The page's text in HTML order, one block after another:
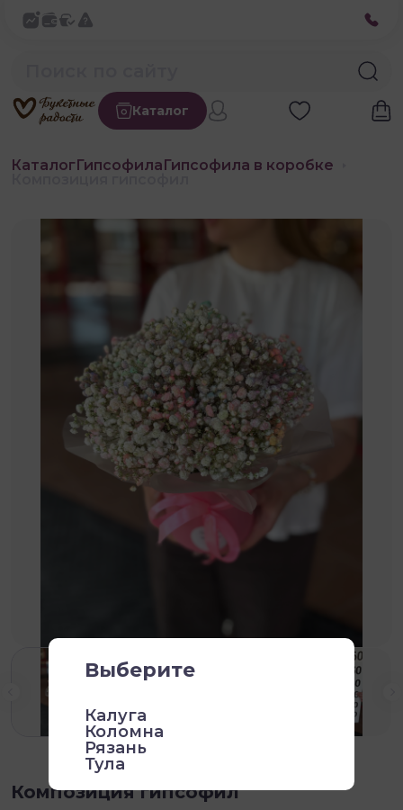
Каталог
КаталогГипсофилаГипсофила в коробке
Композиция гипсофил
Выберите
Калуга
Коломна
Рязань
Тула